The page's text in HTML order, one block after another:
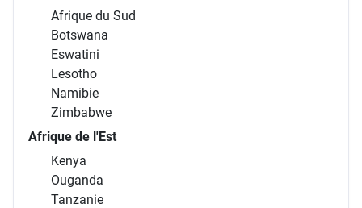
Afrique du Sud
Botswana
Eswatini
Lesotho
Namibie
Zimbabwe
Afrique de l'Est
Kenya
Ouganda
Tanzanie